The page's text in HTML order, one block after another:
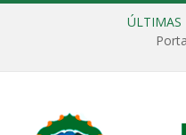
ÚLTIMAS